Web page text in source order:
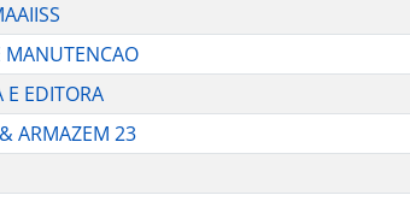
MANUTENCAO
E EDITORA
ARMAZEM 23